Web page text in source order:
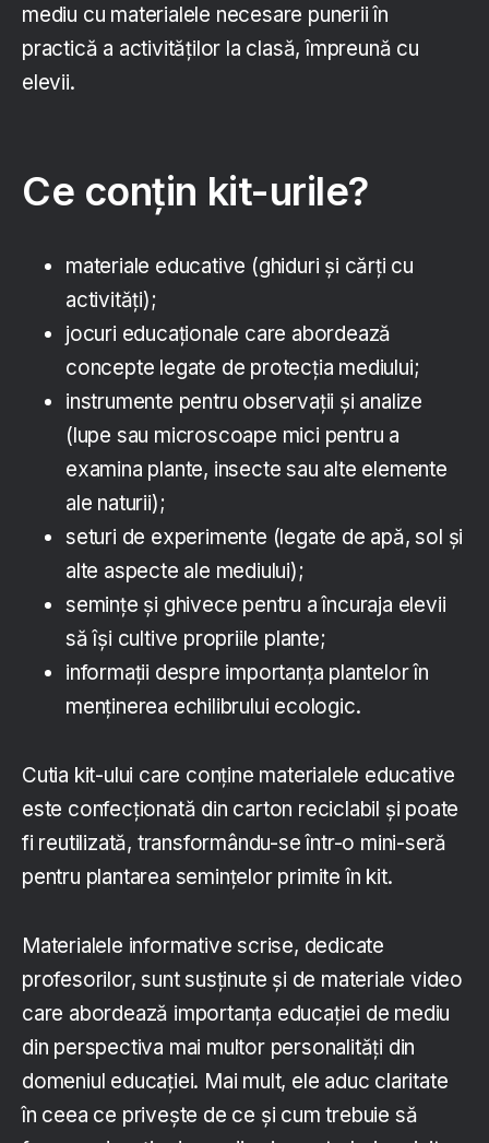
mediu cu materialele necesare punerii în
practică a activităților la clasă, împreună cu
elevii.
Ce conțin kit-urile?
materiale educative (ghiduri și cărți cu
activități);
jocuri educaționale care abordează
concepte legate de protecția mediului;
instrumente pentru observații și analize
(lupe sau microscoape mici pentru a
examina plante, insecte sau alte elemente
ale naturii);
seturi de experimente (legate de apă, sol și
alte aspecte ale mediului);
semințe și ghivece pentru a încuraja elevii
să își cultive propriile plante;
informații despre importanța plantelor în
menținerea echilibrului ecologic.
Cutia kit-ului care conține materialele educative
este confecționată din carton reciclabil și poate
fi reutilizată, transformându-se într-o mini-seră
pentru plantarea semințelor primite în kit.
Materialele informative scrise, dedicate
profesorilor, sunt susținute și de materiale video
care abordează importanța educației de mediu
din perspectiva mai multor personalități din
domeniul educației. Mai mult, ele aduc claritate
în ceea ce privește de ce și cum trebuie să